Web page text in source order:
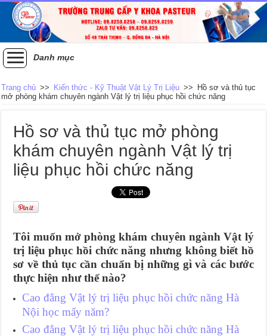
Danh mục
Trang chủ >> Kiến thức - Kỹ Thuật Vật Lý Trị Liệu >> Hồ sơ và thủ tục
mở phòng khám chuyên ngành Vật lý trị liệu phục hồi chức năng
Hồ sơ và thủ tục mở phòng
khám chuyên ngành Vật lý trị
liệu phục hồi chức năng
Tôi muốn mở phòng khám chuyên ngành Vật lý
trị liệu phục hồi chức năng nhưng không biết hồ
sơ về thủ tục cần chuẩn bị những gì và các bước
thực hiện như thế nào?
Cao đẳng Vật lý trị liệu phục hồi chức năng Hà
Nội học mấy năm?
Cao đẳng Vật lý trị liệu phục hồi chức năng Hà